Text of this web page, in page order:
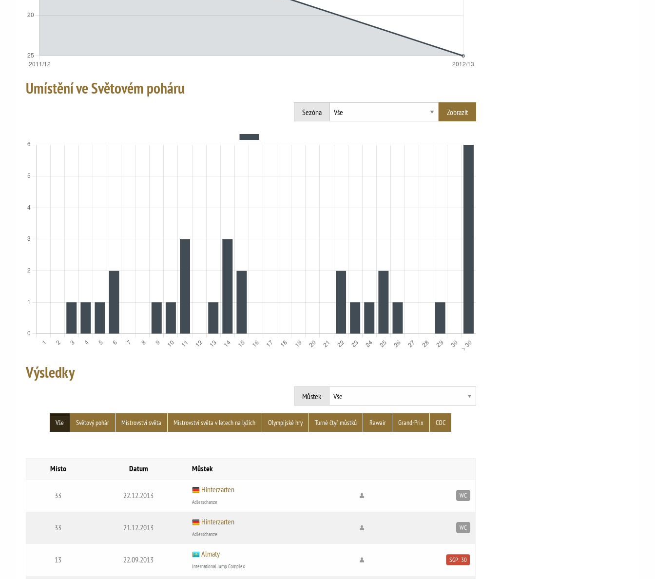
Umístění ve Světovém poháru
Sezóna
Výsledky
Můstek
Vše Světový pohár Mistrovství světa Mistrovství světa v letech na lyžích Olympijské hry Turné čtyř můstků Rawair Grand-Prix COC
Místo Datum Můstek
33 22.12.2013
Hinterzarten
Adlerschanze
WC
33 21.12.2013
Hinterzarten
Adlerschanze
WC
13 22.09.2013
Almaty
International Jump Complex
SGP: 30